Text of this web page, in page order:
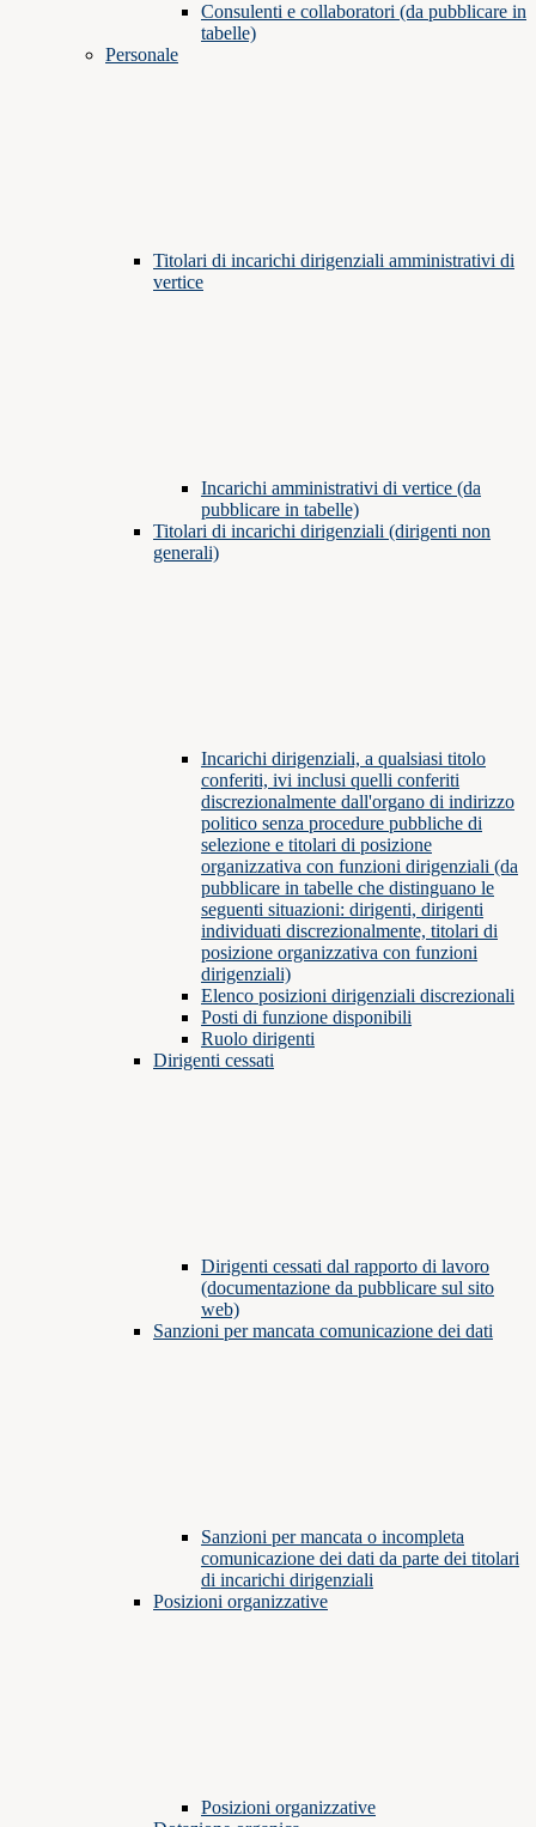
Consulenti e collaboratori (da pubblicare in
tabelle)
Personale
Titolari di incarichi dirigenziali amministrativi di
vertice
Incarichi amministrativi di vertice (da
pubblicare in tabelle)
Titolari di incarichi dirigenziali (dirigenti non
generali)
Incarichi dirigenziali, a qualsiasi titolo
conferiti, ivi inclusi quelli conferiti
discrezionalmente dall'organo di indirizzo
politico senza procedure pubbliche di
selezione e titolari di posizione
organizzativa con funzioni dirigenziali (da
pubblicare in tabelle che distinguano le
seguenti situazioni: dirigenti, dirigenti
individuati discrezionalmente, titolari di
posizione organizzativa con funzioni
dirigenziali)
Elenco posizioni dirigenziali discrezionali
Posti di funzione disponibili
Ruolo dirigenti
Dirigenti cessati
Dirigenti cessati dal rapporto di lavoro
(documentazione da pubblicare sul sito
web)
Sanzioni per mancata comunicazione dei dati
Sanzioni per mancata o incompleta
comunicazione dei dati da parte dei titolari
di incarichi dirigenziali
Posizioni organizzative
Posizioni organizzative